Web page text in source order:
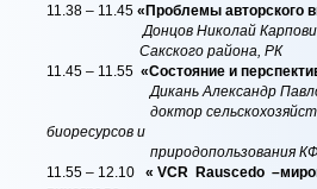
11.38 – 11.45«Проблемы авторского
Донцов Николай
Сакского района, РК
11.45 – 11.55 «Состояние и
Дикань Александр
доктор
биоресурсов и
природопользования КФУ
11.55 – 12.10 « VCR Rauscedo